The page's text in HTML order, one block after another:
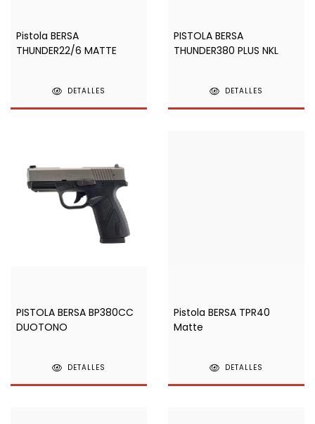
Pistola BERSA
THUNDER22/6 MATTE
DETALLES
PISTOLA BERSA
THUNDER380 PLUS NKL
DETALLES
PISTOLA BERSA BP380CC
DUOTONO
DETALLES
Pistola BERSA TPR40
Matte
DETALLES